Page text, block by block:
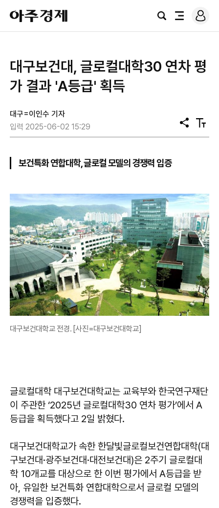
아
주
경
검
전
로
그
대구보건대, 글로컬대학30 연차 평
가 결과 'A등급' 획득
대구=이인수 기자
입력 2025-06-02 15:29
공
유
텍
스
보건특화 연합대학, 글로컬 모델의 경쟁력 입증
대구보건대학교 전경. [사진=대구보건대학교]
글로컬대학 대구보건대학교는 교육부와 한국연구재단
이 주관한 ‘2025년 글로컬대학30 연차 평가’에서 A
등급을 획득했다고 2일 밝혔다.
대구보건대학교가 속한 한달빛글로컬보건연합대학(대
구보건대·광주보건대·대전보건대)은 2주기 글로컬대
학 10개교를 대상으로 한 이번 평가에서 A등급을 받
아, 유일한 보건특화 연합대학으로서 글로컬 모델의
경쟁력을 입증했다.